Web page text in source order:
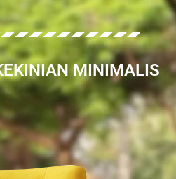
MINIMALIS